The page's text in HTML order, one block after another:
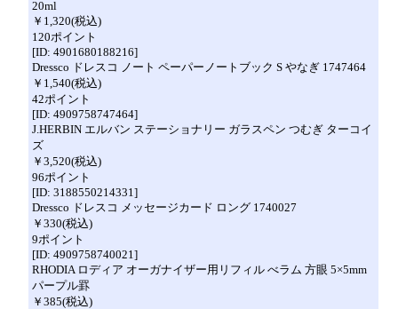
20ml
￥1,320(税込)
120ポイント
[ID: 4901680188216]
Dressco ドレスコ ノート ペーパーノートブック S やなぎ 1747464
￥1,540(税込)
42ポイント
[ID: 4909758747464]
J.HERBIN エルバン ステーショナリー ガラスペン つむぎ ターコイ
ズ
￥3,520(税込)
96ポイント
[ID: 3188550214331]
Dressco ドレスコ メッセージカード ロング 1740027
￥330(税込)
9ポイント
[ID: 4909758740021]
RHODIA ロディア オーガナイザー用リフィル べラム 方眼 5×5mm
パープル罫
￥385(税込)